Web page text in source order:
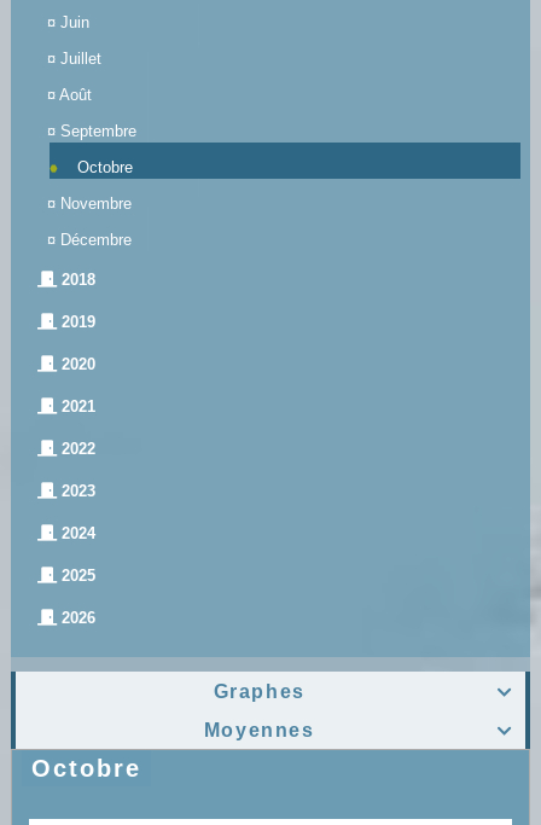
¤ Juin
¤ Juillet
¤ Août
¤ Septembre
Octobre
¤ Novembre
¤ Décembre
2018
2019
2020
2021
2022
2023
2024
2025
2026

Graphes

Moyennes
Octobre